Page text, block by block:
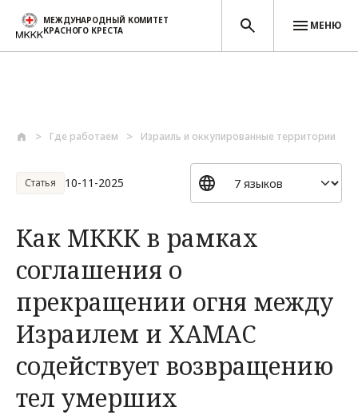
МЕЖДУНАРОДНЫЙ КОМИТЕТ
КРАСНОГО КРЕСТА
МЕНЮ
Где работаем Израиль и оккупированные территории
Статья 10-11-2025
Как МККК в рамках
соглашения о
прекращении огня между
Израилем и ХАМАС
содействует возвращению
тел умерших